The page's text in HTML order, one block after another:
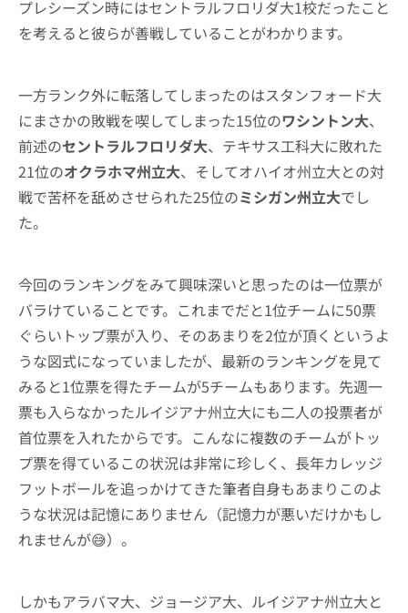
プレシーズン時にはセントラルフロリダ大1校だったこと
を考えると彼らが善戦していることがわかります。
一方ランク外に転落してしまったのはスタンフォード大
にまさかの敗戦を喫してしまった15位のワシントン大、
前述のセントラルフロリダ大、テキサス工科大に敗れた
21位のオクラホマ州立大、そしてオハイオ州立大との対
戦で苦杯を舐めさせられた25位のミシガン州立大でし
た。
今回のランキングをみて興味深いと思ったのは一位票が
バラけていることです。これまでだと1位チームに50票
ぐらいトップ票が入り、そのあまりを2位が頂くというよ
うな図式になっていましたが、最新のランキングを見て
みると1位票を得たチームが5チームもあります。先週一
票も入らなかったルイジアナ州立大にも二人の投票者が
首位票を入れたからです。こんなに複数のチームがトッ
プ票を得ているこの状況は非常に珍しく、長年カレッジ
フットボールを追っかけてきた筆者自身もあまりこのよ
うな状況は記憶にありません（記憶力が悪いだけかもし
れませんが😅）。
しかもアラバマ大、ジョージア大、ルイジアナ州立大と